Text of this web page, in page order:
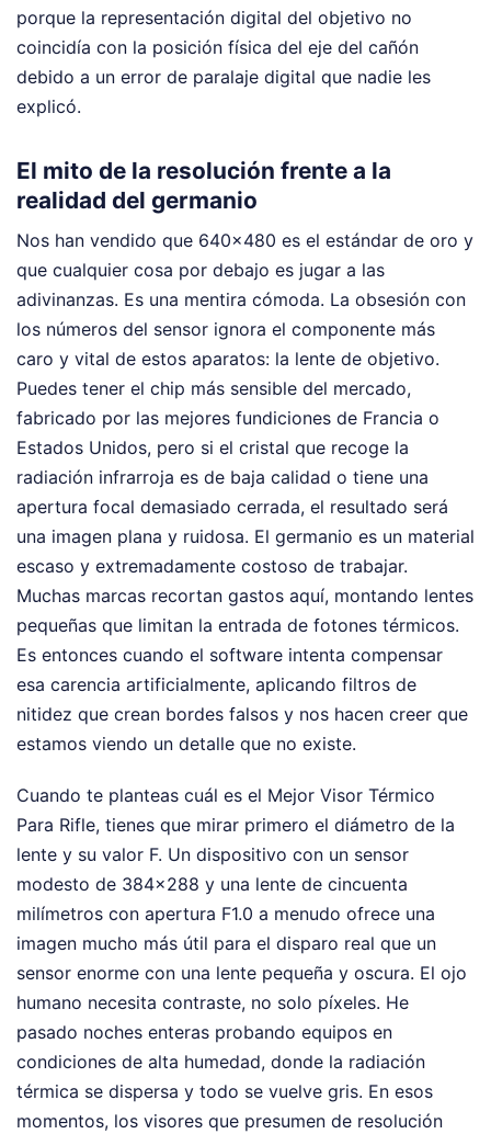
porque la representación digital del objetivo no
coincidía con la posición física del eje del cañón
debido a un error de paralaje digital que nadie les
explicó.
El mito de la resolución frente a la
realidad del germanio
Nos han vendido que 640x480 es el estándar de oro y
que cualquier cosa por debajo es jugar a las
adivinanzas. Es una mentira cómoda. La obsesión con
los números del sensor ignora el componente más
caro y vital de estos aparatos: la lente de objetivo.
Puedes tener el chip más sensible del mercado,
fabricado por las mejores fundiciones de Francia o
Estados Unidos, pero si el cristal que recoge la
radiación infrarroja es de baja calidad o tiene una
apertura focal demasiado cerrada, el resultado será
una imagen plana y ruidosa. El germanio es un material
escaso y extremadamente costoso de trabajar.
Muchas marcas recortan gastos aquí, montando lentes
pequeñas que limitan la entrada de fotones térmicos.
Es entonces cuando el software intenta compensar
esa carencia artificialmente, aplicando filtros de
nitidez que crean bordes falsos y nos hacen creer que
estamos viendo un detalle que no existe.
Cuando te planteas cuál es el Mejor Visor Térmico
Para Rifle, tienes que mirar primero el diámetro de la
lente y su valor F. Un dispositivo con un sensor
modesto de 384x288 y una lente de cincuenta
milímetros con apertura F1.0 a menudo ofrece una
imagen mucho más útil para el disparo real que un
sensor enorme con una lente pequeña y oscura. El ojo
humano necesita contraste, no solo píxeles. He
pasado noches enteras probando equipos en
condiciones de alta humedad, donde la radiación
térmica se dispersa y todo se vuelve gris. En esos
momentos, los visores que presumen de resolución